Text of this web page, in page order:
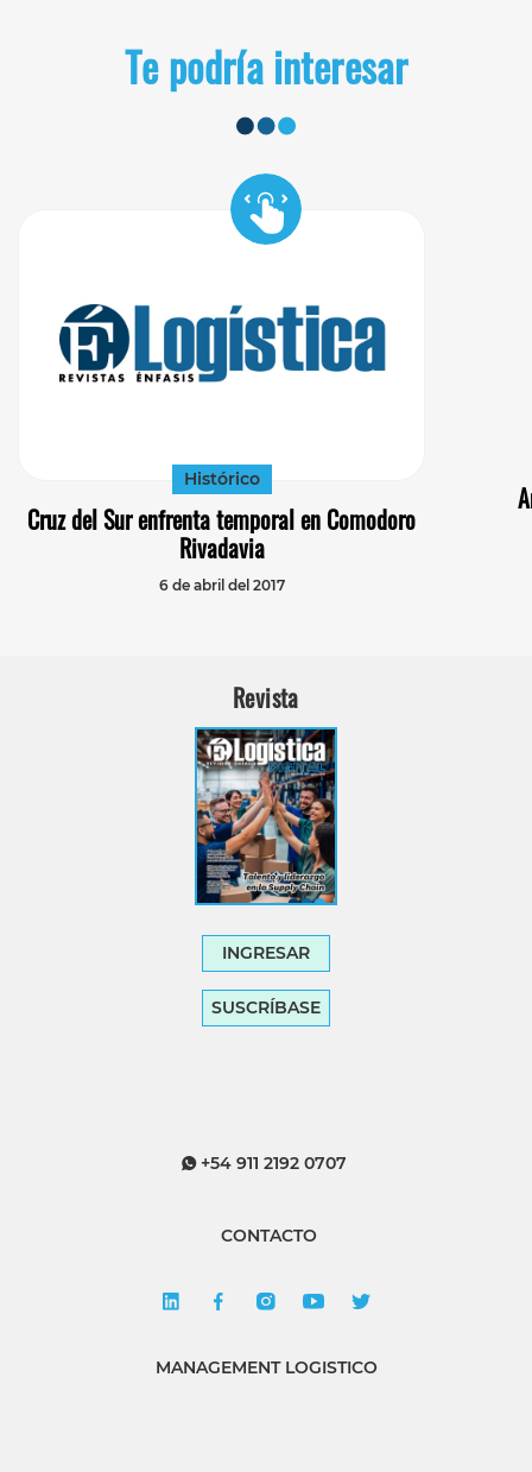
Te podría interesar
Histórico
Cruz del Sur enfrenta temporal en Comodoro
Rivadavia
6 de abril del 2017
Revista
INGRESAR
SUSCRÍBASE
+54 911 2192 0707
CONTACTO
MANAGEMENT LOGISTICO